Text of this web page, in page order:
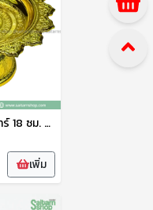
พาน พานรัตนโกสินทร์ 18 ซม. พานเงิน พานวางพระ พานพิธี พานงานบุญ พานพลาสติก อย่างดี เกรดเอ ตราพระจันทร์
เพิ่ม